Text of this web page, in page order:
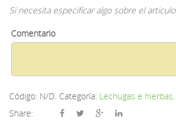
Si necesita especificar algo sobre el articulo
Comentario
Código: N/D. Categoría: Lechugas e hierbas.
Share: